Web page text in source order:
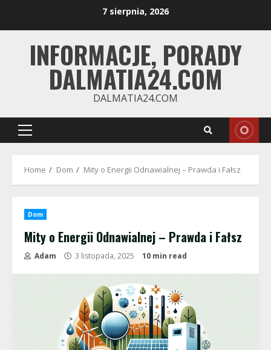
7 sierpnia, 2026
INFORMACJE, PORADY
DALMATIA24.COM
DALMATIA24.COM
Primary
Home Dom Mity o Energii Odnawialnej – Prawda i Fałsz
Dom
Mity o Energii Odnawialnej – Prawda i Fałsz
Adam 3 listopada, 2025 10 min read